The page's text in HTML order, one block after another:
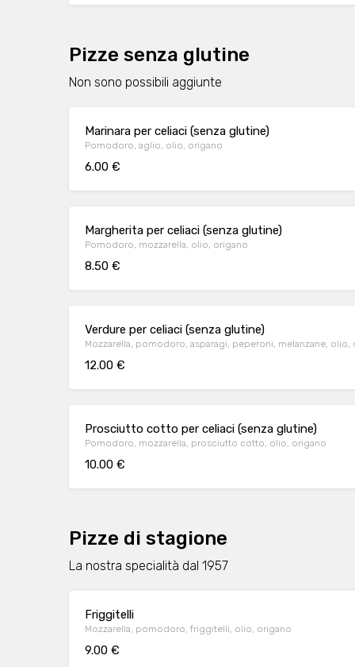
Pizze senza glutine
Non sono possibili aggiunte
Marinara per celiaci (senza glutine)
Pomodoro, aglio, olio, origano
6.00 €
Margherita per celiaci (senza glutine)
Pomodoro, mozzarella, olio, origano
8.50 €
Verdure per celiaci (senza glutine)
Mozzarella, pomodoro, asparagi, peperoni, melanzane, olio,
12.00 €
Prosciutto cotto per celiaci (senza glutine)
Pomodoro, mozzarella, prosciutto cotto, olio, origano
10.00 €
Pizze di stagione
La nostra specialità dal 1957
Friggitelli
Mozzarella, pomodoro, friggitelli, olio, origano
9.00 €